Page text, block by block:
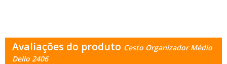
Avaliações do produto Cesto Organizador Médio
Dello 2406